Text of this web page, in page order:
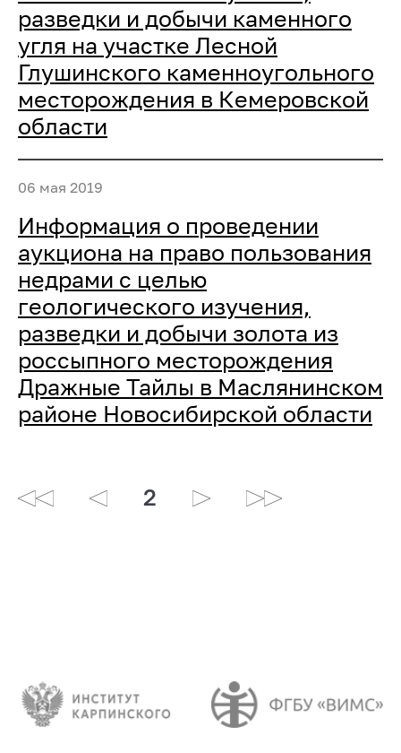
разведки и добычи каменного
угля на участке Лесной
Глушинского каменноугольного
месторождения в Кемеровской
области
06 мая 2019
Информация о проведении
аукциона на право пользования
недрами с целью
геологического изучения,
разведки и добычи золота из
россыпного месторождения
Дражные Тайлы в Маслянинском
районе Новосибирской области
2